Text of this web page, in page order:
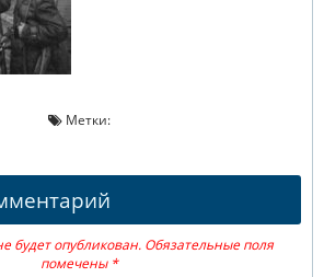
Метки:
будет опубликован. Обязательные поля
помечены *